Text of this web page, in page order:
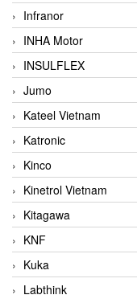
Infranor
INHA Motor
INSULFLEX
Jumo
Kateel Vietnam
Katronic
Kinco
Kinetrol Vietnam
Kitagawa
KNF
Kuka
Labthink